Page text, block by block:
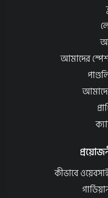
আমাদের
কীভাবে